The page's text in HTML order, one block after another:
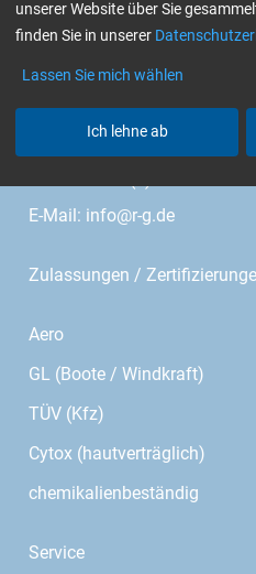
R&G
Im Meißel 7 - 13
Bonholzstr. 17
E-Mail: info@r-g.de
Zulassungen /
Aero
GL (Boote / Windkraft)
TÜV (Kfz)
Cytox (hautverträglich)
chemikalienbeständig
Service
unserer Website über Sie
finden Sie in unserer
Lassen Sie mich wählen
Ich lehne ab